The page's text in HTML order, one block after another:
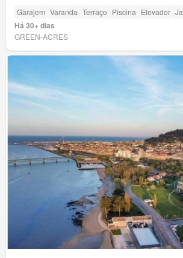
Garajem Varanda Terraço Piscina Elevador
Há 30+ dias
GREEN-ACRES